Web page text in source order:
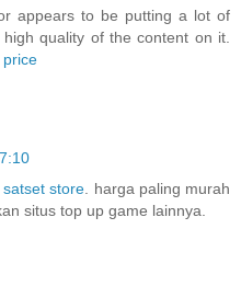
appears to be putting a lot of
quality of the content on it.
satset store . harga paling murah
situs top up game lainnya.